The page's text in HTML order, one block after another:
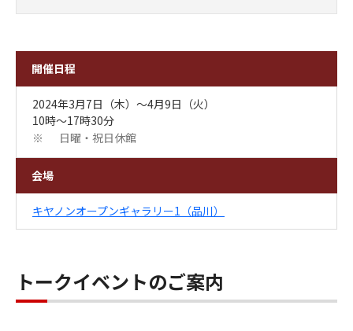
開催日程
会場
2024年3月7日（木）～4月9日（火）
10時～17時30分
※ 日曜・祝日休館
キヤノンオープンギャラリー1（品川）
トークイベントのご案内